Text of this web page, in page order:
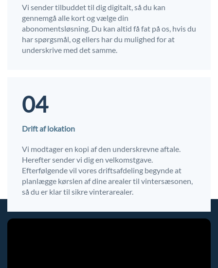
Vi sender tilbuddet til dig digitalt, så du kan
gennemgå alle kort og vælge din
abonomentsløsning. Du kan altid få fat på os, hvis du
har spørgsmål, og ellers har du mulighed for at
underskrive med det samme.
04
Drift af lokation
Vi modtager en kopi af den underskrevne aftale.
Herefter sender vi dig en velkomstgave.
Efterfølgende vil vores driftsafdeling begynde at
planlægge kørslen af dine arealer til vintersæsonen,
så du er klar til sikre vinterarealer.